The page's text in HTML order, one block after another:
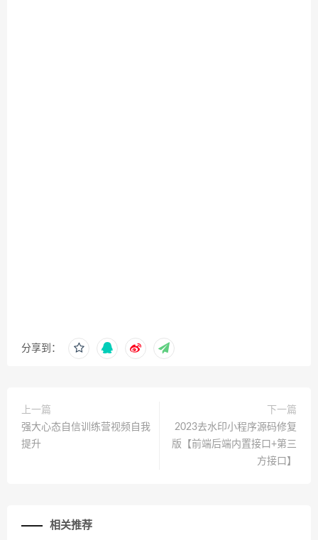
分享到：
上一篇
强大心态自信训练营视频自我
提升
下一篇
2023去水印小程序源码修复
版【前端后端内置接口+第三
方接口】
相关推荐